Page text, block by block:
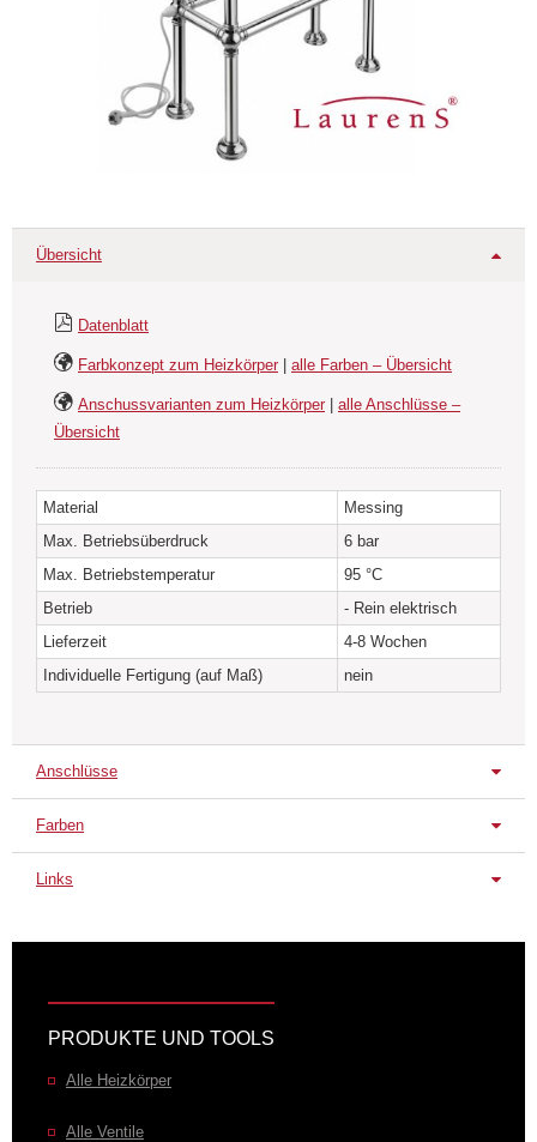
Übersicht
Datenblatt
Farbkonzept zum Heizkörper | alle Farben – Übersicht
Anschussvarianten zum Heizkörper | alle Anschlüsse –
Übersicht
Material
Messing
Max. Betriebsüberdruck
6 bar
Max. Betriebstemperatur
95 °C
Betrieb
- Rein elektrisch
Lieferzeit
4-8 Wochen
Individuelle Fertigung (auf Maß)
nein
Anschlüsse
Serienanschluss
Farben
Serienfarbe/-oberfläche
MRG-CHRO
Links
Anschussvarianten zum Heizkörper
PRODUKTE UND TOOLS
Alle Heizkörper
Alle Ventile